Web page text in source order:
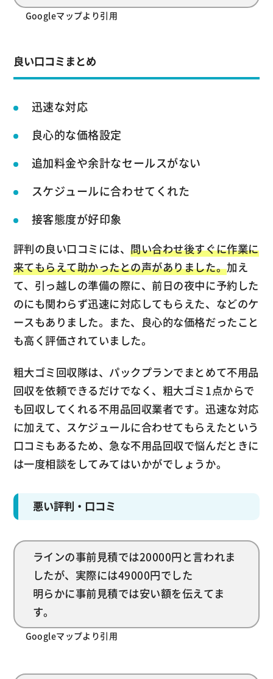
Googleマップより引用
良い口コミまとめ
迅速な対応
良心的な価格設定
追加料金や余計なセールスがない
スケジュールに合わせてくれた
接客態度が好印象
評判の良い口コミには、問い合わせ後すぐに作業に
来てもらえて助かったとの声がありました。加え
て、引っ越しの準備の際に、前日の夜中に予約した
のにも関わらず迅速に対応してもらえた、などのケ
ースもありました。また、良心的な価格だったこと
も高く評価されていました。
粗大ゴミ回収隊は、パックプランでまとめて不用品
回収を依頼できるだけでなく、粗大ゴミ1点からで
も回収してくれる不用品回収業者です。迅速な対応
に加えて、スケジュールに合わせてもらえたという
口コミもあるため、急な不用品回収で悩んだときに
は一度相談をしてみてはいかがでしょうか。
悪い評判・口コミ
ラインの事前見積では20000円と言われま
したが、実際には49000円でした
明らかに事前見積では安い額を伝えてま
す。
Googleマップより引用